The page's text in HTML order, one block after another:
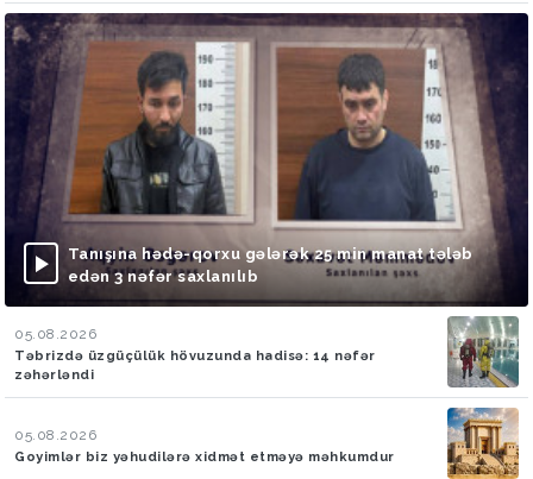
Tanışına hədə-qorxu gələrək 25 min manat tələb
edən 3 nəfər saxlanılıb
05.08.2026
Təbrizdə üzgüçülük hövuzunda hadisə: 14 nəfər
zəhərləndi
05.08.2026
Goyimlər biz yəhudilərə xidmət etməyə məhkumdur